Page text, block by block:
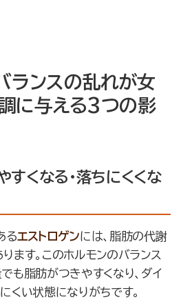
ランスの乱れが女
に与える3つの影
くなる・落ちにくくな
るエストロゲンには、脂肪の代謝
ます。このホルモンのバランス
も脂肪がつきやすくなり、ダイ
くい状態になりがちです。